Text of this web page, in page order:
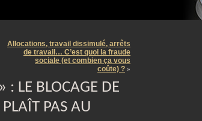
Allocations, travail dissimulé, arrêts
de travail… C’est quoi la fraude
sociale (et combien ça vous
coûte) ? »
: LE BLOCAGE DE
PAS AU